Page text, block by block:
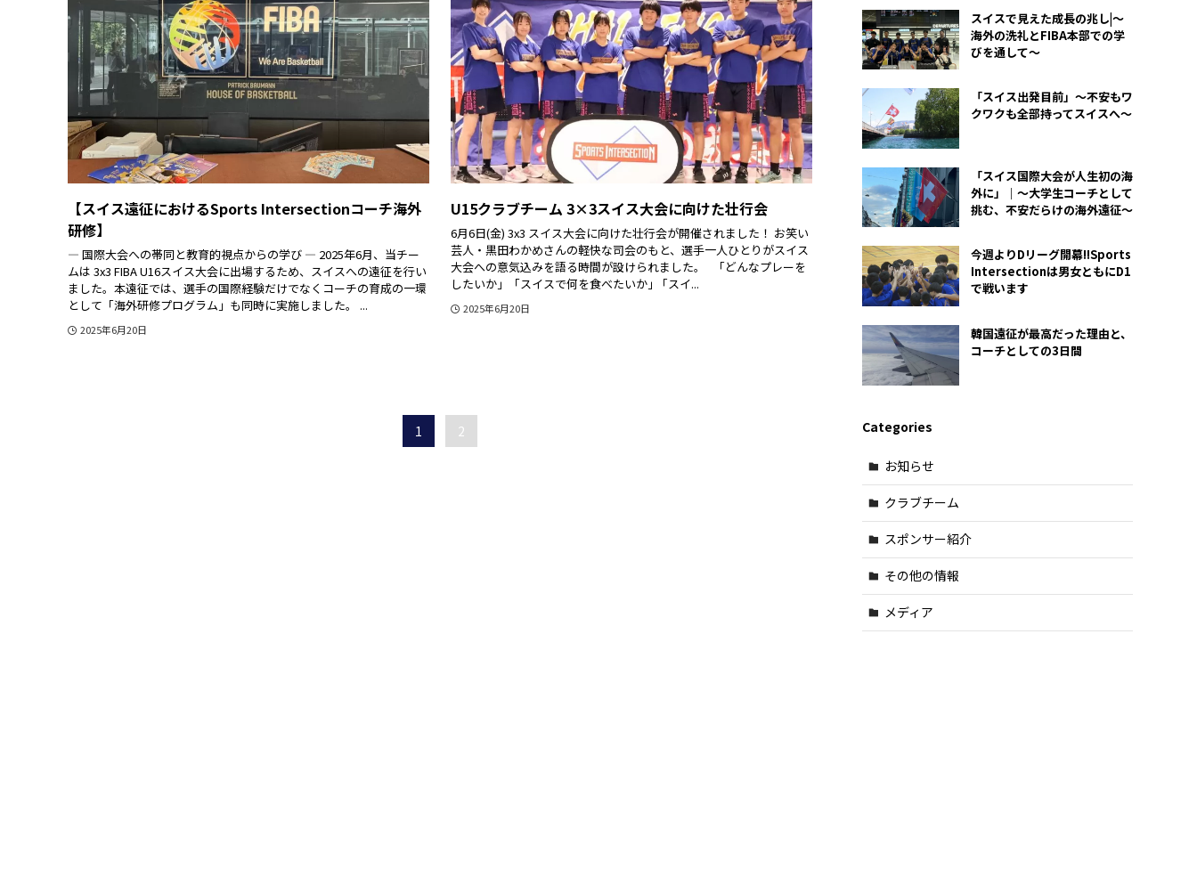
【スイス遠征におけるSports Intersectionコーチ海外
研修】
― 国際大会への帯同と教育的視点からの学び ― 2025年6月、当チー
ムは 3x3 FIBA U16スイス大会に出場するため、スイスへの遠征を行い
ました。本遠征では、選手の国際経験だけでなくコーチの育成の一環
として「海外研修プログラム」も同時に実施しました。 ...
2025年6月20日
U15クラブチーム 3×3スイス大会に向けた壮行会
6月6日(金) 3x3 スイス大会に向けた壮行会が開催されました！ お笑い
芸人・黒田わかめさんの軽快な司会のもと、選手一人ひとりがスイス
大会への意気込みを語る時間が設けられました。 「どんなプレーを
したいか」「スイスで何を食べたいか」 ｢スイ...
2025年6月20日
1 2
スイスで見えた成長の兆し|〜
海外の洗礼とFIBA本部での学
びを通して〜
「スイス出発目前」〜不安もワ
クワクも全部持ってスイスへ〜
「スイス国際大会が人生初の海
外に」｜〜大学生コーチとして
挑む、不安だらけの海外遠征〜
今週よりDリーグ開幕!!Sports
Intersectionは男女ともにD1
で戦います
韓国遠征が最高だった理由と、
コーチとしての3日間
Categories
お知らせ
クラブチーム
スポンサー紹介
その他の情報
メディア